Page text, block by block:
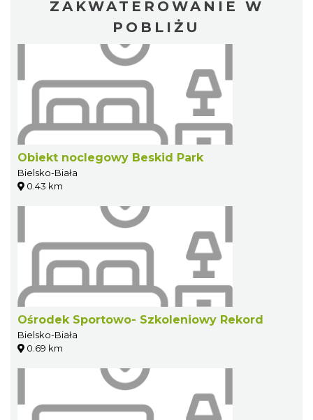
ZAKWATEROWANIE W
POBLIŻU
Obiekt noclegowy Beskid Park
Bielsko-Biała
0.43 km
Ośrodek Sportowo- Szkoleniowy Rekord
Bielsko-Biała
0.69 km